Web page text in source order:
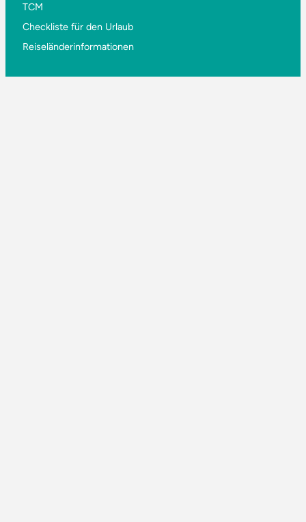
TCM
Checkliste für den Urlaub
Reiseländerinformationen